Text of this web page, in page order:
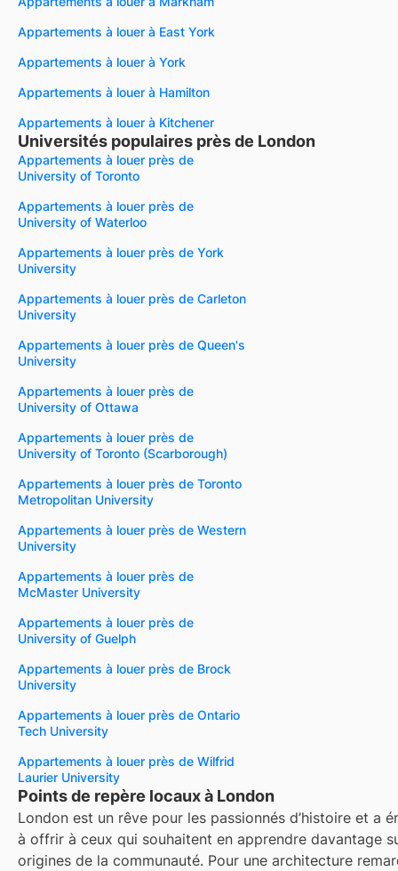
Appartements à louer à East York
Appartements à louer à York
Appartements à louer à Hamilton
Appartements à louer à Kitchener
Universités populaires près de London
Appartements à louer près de
University of Toronto
Appartements à louer près de
University of Waterloo
Appartements à louer près de York
University
Appartements à louer près de Carleton
University
Appartements à louer près de Queen's
University
Appartements à louer près de
University of Ottawa
Appartements à louer près de
University of Toronto (Scarborough)
Appartements à louer près de Toronto
Metropolitan University
Appartements à louer près de Western
University
Appartements à louer près de
McMaster University
Appartements à louer près de
University of Guelph
Appartements à louer près de Brock
University
Appartements à louer près de Ontario
Tech University
Appartements à louer près de Wilfrid
Laurier University
Points de repère locaux à London
London est un rêve pour les passionnés d’histoire et a
à offrir à ceux qui souhaitent en apprendre davantage
origines de la communauté. Pour une architecture